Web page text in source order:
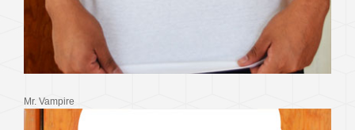
Mr. Vampire